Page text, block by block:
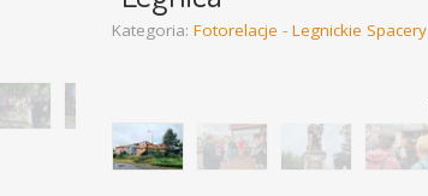
Kategoria: Fotorelacje - Legnickie